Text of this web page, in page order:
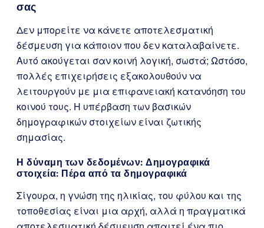
σας
Δεν μπορείτε να κάνετε αποτελεσματική
δέσμευση για κάποιον που δεν καταλαβαίνετε.
Αυτό ακούγεται σαν κοινή λογική, σωστά; Ωστόσο,
πολλές επιχειρήσεις εξακολουθούν να
λειτουργούν με μια επιφανειακή κατανόηση του
κοινού τους. Η υπέρβαση των βασικών
δημογραφικών στοιχείων είναι ζωτικής
σημασίας.
Η δύναμη των δεδομένων: Δημογραφικά
στοιχεία: Πέρα από τα δημογραφικά
Σίγουρα, η γνώση της ηλικίας, του φύλου και της
τοποθεσίας είναι μια αρχή, αλλά η πραγματικά